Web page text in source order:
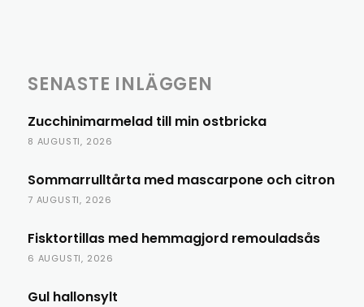
SENASTE INLÄGGEN
Zucchinimarmelad till min ostbricka
8 AUGUSTI, 2026
Sommarrulltårta med mascarpone och citron
7 AUGUSTI, 2026
Fisktortillas med hemmagjord remouladsås
6 AUGUSTI, 2026
Gul hallonsylt